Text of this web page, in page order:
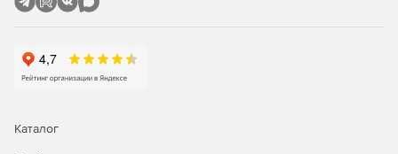
Каталог